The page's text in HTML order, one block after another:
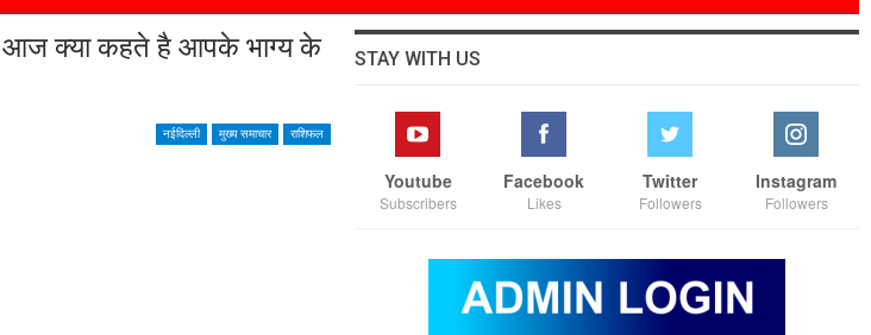
आज क्या कहते है आपके भाग्य के
नईदिल्ली मुख्य समाचार राशिफल
STAY WITH US
Youtube
Subscribers
Facebook
Likes
Twitter
Followers
Instagram
Followers